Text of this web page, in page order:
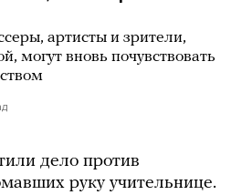
артисты и зрители,
могут вновь почувствовать
дело против
руку учительнице.